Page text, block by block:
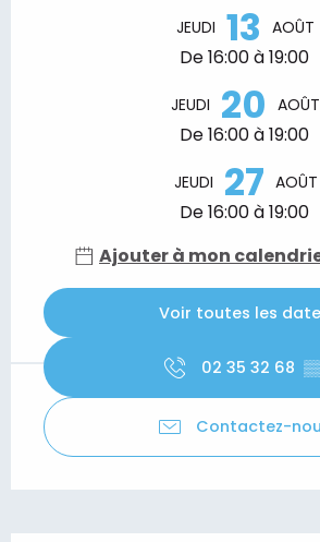
JEUDI 13 AOÛT
De 16:00 à 19:00
JEUDI 20 AOÛT
De 16:00 à 19:00
JEUDI 27 AOÛT
De 16:00 à 19:00
Ajouter à mon
Voir toutes les
02 35 32 68
Contactez-